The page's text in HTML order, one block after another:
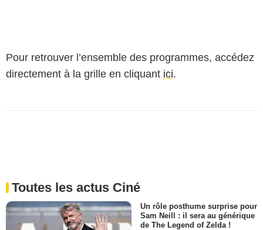
Pour retrouver l’ensemble des programmes, accédez
directement à la grille en cliquant ici.
Toutes les actus Ciné
Un rôle posthume surprise pour
Sam Neill : il sera au générique
de The Legend of Zelda !